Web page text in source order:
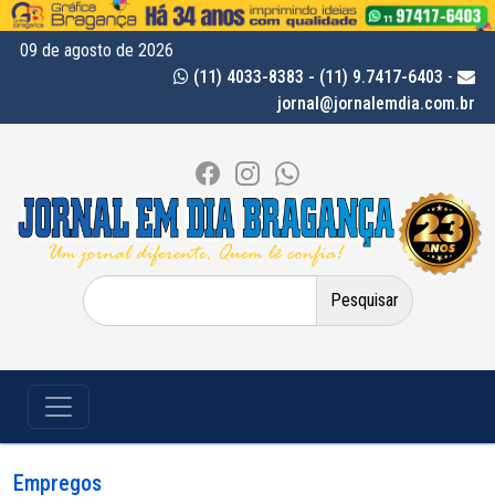
09 de agosto de 2026
(11) 4033-8383 - (11) 9.7417-6403 -
jornal@jornalemdia.com.br
Pesquisar
por:
Empregos